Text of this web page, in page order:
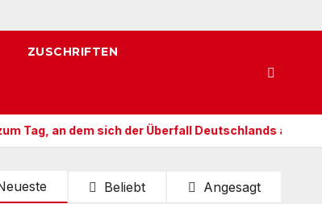
ZUSCHRIFTEN
dem sich der Überfall Deutschlands auf die UdSSR
Beliebt Angesagt